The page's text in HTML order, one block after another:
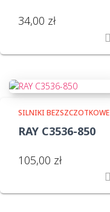
34,00 zł
SILNIKI BEZSZCZOTKOWE
RAY C3536-850
105,00 zł